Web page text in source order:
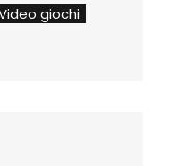
giochi